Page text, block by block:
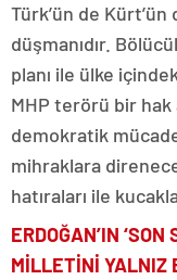
Türk’ün de Kürt’ün
düşmanıdır.
planı ile ülke
MHP terörü bir hak
demokratik
mihraklara
hatıraları ile
ERDOĞAN’IN
MİLLETİNİ YALNIZ